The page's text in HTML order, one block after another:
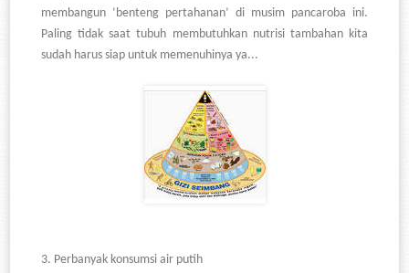
membangun ‘benteng pertahanan’ di musim pancaroba ini.
Paling tidak saat tubuh membutuhkan nutrisi tambahan kita
sudah harus siap untuk memenuhinya ya...
3. Perbanyak konsumsi air putih